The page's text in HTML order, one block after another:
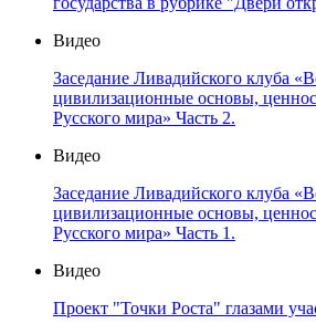
Видео
Заседание Ливадийского клуба
цивилизационные основы,
Русского мира» Часть 2.
Видео
Заседание Ливадийского клуба
цивилизационные основы,
Русского мира» Часть 1.
Видео
Проект "Точки Роста" глазами